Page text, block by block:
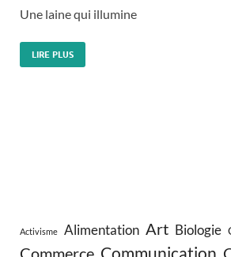
Une laine qui illumine
LIRE PLUS
Activisme Alimentation Art Biologie
Communication